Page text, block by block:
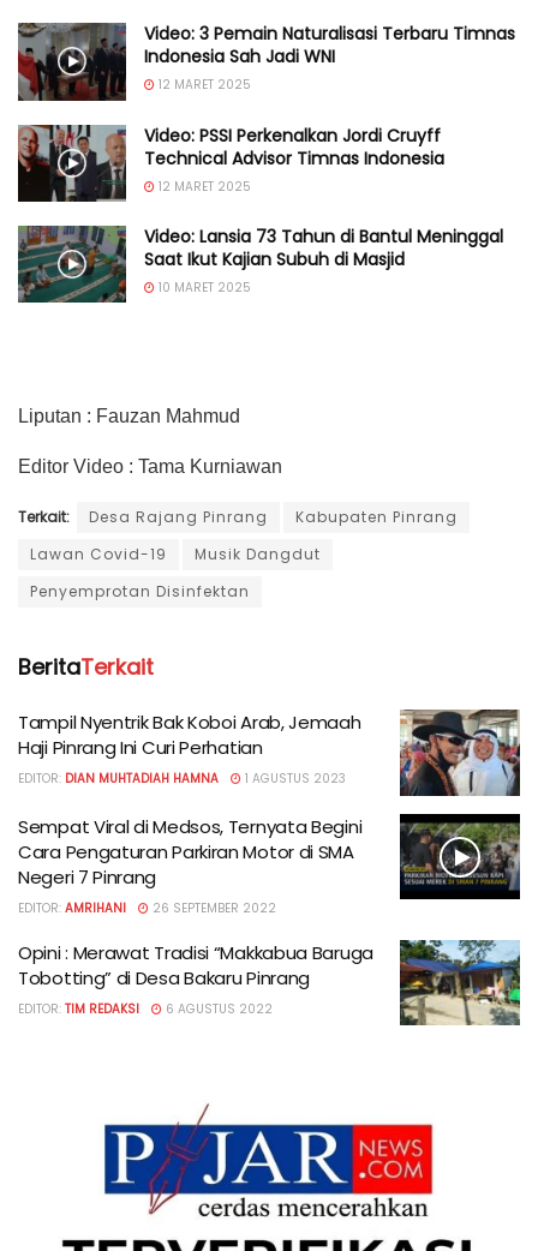
Video: 3 Pemain Naturalisasi Terbaru Timnas
Indonesia Sah Jadi WNI
12 MARET 2025
Video: PSSI Perkenalkan Jordi Cruyff
Technical Advisor Timnas Indonesia
12 MARET 2025
Video: Lansia 73 Tahun di Bantul Meninggal
Saat Ikut Kajian Subuh di Masjid
10 MARET 2025
Liputan : Fauzan Mahmud
Editor Video : Tama Kurniawan
Terkait: Desa Rajang Pinrang
Kabupaten Pinrang
Lawan Covid-19
Musik Dangdut
Penyemprotan Disinfektan
BeritaTerkait
Tampil Nyentrik Bak Koboi Arab, Jemaah
Haji Pinrang Ini Curi Perhatian
EDITOR: DIAN MUHTADIAH HAMNA 1 AGUSTUS 2023
Sempat Viral di Medsos, Ternyata Begini
Cara Pengaturan Parkiran Motor di SMA
Negeri 7 Pinrang
EDITOR: AMRIHANI 26 SEPTEMBER 2022
Opini : Merawat Tradisi “Makkabua Baruga
Tobotting” di Desa Bakaru Pinrang
EDITOR: TIM REDAKSI 6 AGUSTUS 2022